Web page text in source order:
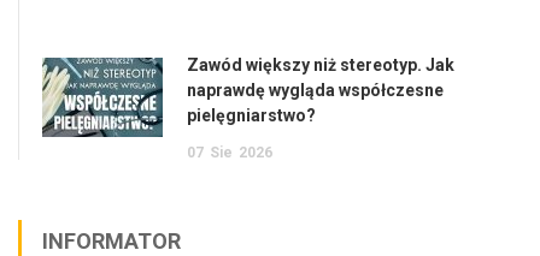
Zawód większy niż stereotyp. Jak
naprawdę wygląda współczesne
pielęgniarstwo?
07 Sie 2026
INFORMATOR